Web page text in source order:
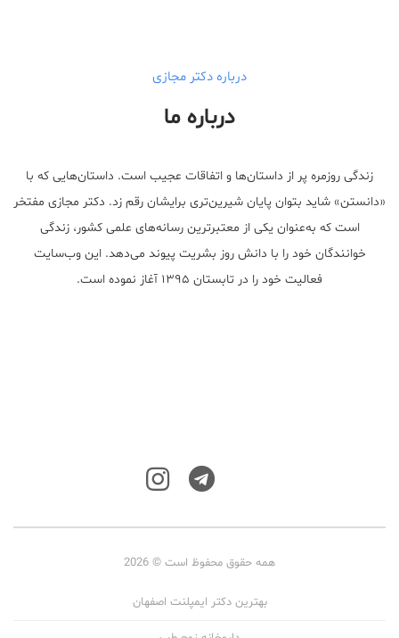
درباره دکتر مجازی
درباره ما
زندگی روزمره پر از داستان‌ها و اتفاقات عجیب است. داستان‌هایی که با
«دانستن» شاید بتوان پایان شیرین‌تری برایشان رقم زد. دکتر مجازی مفتخر
است که به‌عنوان یکی از معتبر‌ترین رسانه‌های علمی کشور، زندگی
خوانندگان خود را با دانش روز بشریت پیوند می‌دهد. این وب‌سایت
فعالیت خود را در تابستان ۱۳۹۵ آغاز نموده است.
همه حقوق محفوظ است © 2026
بهترین دکتر ایمپلنت اصفهان